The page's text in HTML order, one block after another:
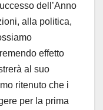
dell’Anno
alla politica,
effetto
al suo
ritenuto che i
per la prima